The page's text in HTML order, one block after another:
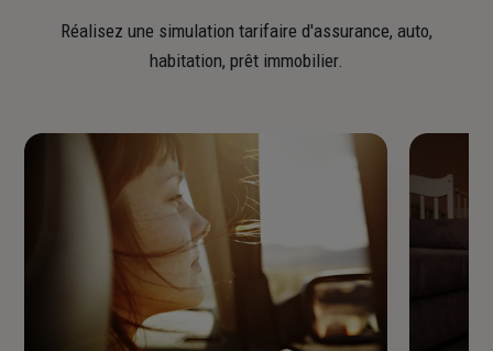
Réalisez une simulation tarifaire d'assurance, auto,
habitation, prêt immobilier.